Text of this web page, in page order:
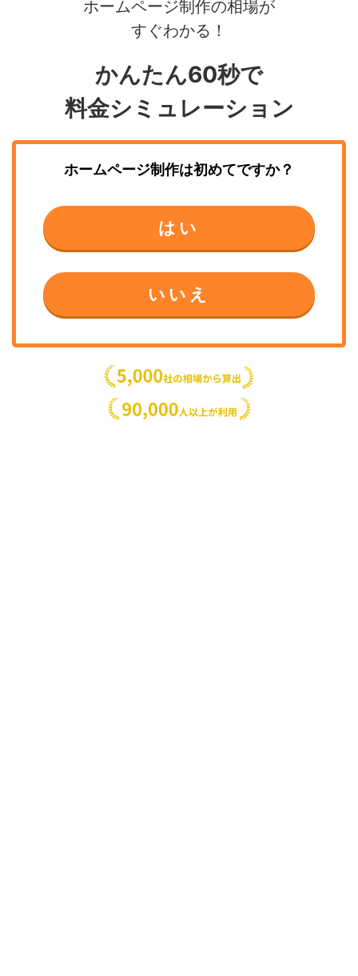
ホームページ制作の相場が
すぐわかる！
かんたん60秒で
料金シミュレーション
ホームページ制作は初めてですか？
はい
いいえ